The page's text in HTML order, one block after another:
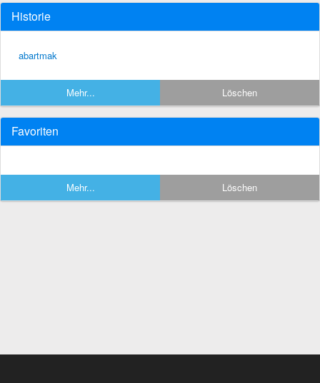
Historie
abartmak
Mehr... Löschen
Favoriten
Mehr... Löschen